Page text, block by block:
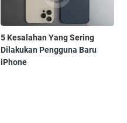
5 Kesalahan Yang Sering
Dilakukan Pengguna Baru
iPhone